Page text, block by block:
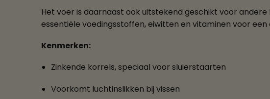
Het voer is daarnaast ook uitstekend geschikt voor
essentiële voedingsstoffen, eiwitten en vitaminen voor
Kenmerken:
Zinkende korrels, speciaal voor sluierstaarten
Voorkomt luchtinslikken bij vissen